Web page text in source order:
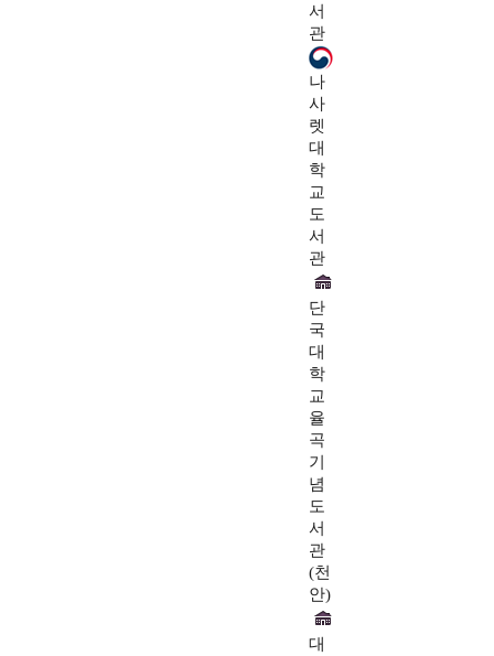
서
관
나
사
렛
대
학
교
도
서
관
단
국
대
학
교
율
곡
기
념
도
서
관
(천
안)
대